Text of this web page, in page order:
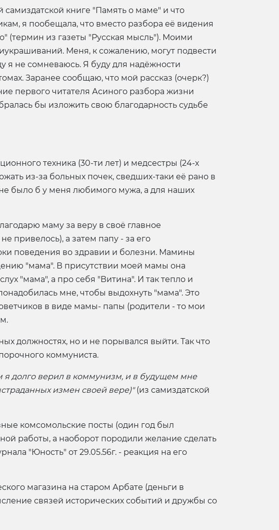
книге "Память о маме" и что
я пообещала, что вместо разбора её видения
(термин из газеты "Русская мысль"). Моими
Меня, к сожалению, могут подвести
я не сомневаюсь. Я буду для надёжности
Заранее сообщаю, что мой рассказ (очерк?)
первого читателя Асиного разбора жизни
бы изложить свою благодарность судьбе
техника (30-ти лет) и медсестры (24-х
из-за больных почек, сведших-таки её рано в
было б у меня любимого мужа, а для наших
маму за веру в своё главное
привелось), а затем папу - за его
поведения во здравии и болезни. Мамины
"мама". В присутствии моей мамы она
"мама", а про себя "Витина". И так тепло и
мне, чтобы выдохнуть "мама". Это
в виде мамы- папы (родители - то мои
должностях, но и не порывался выйти. Так что
коммуниста.
я долго верил в коммунизм, и в будущем мне
измен своей вере)"(из самиздатской
комсомольские посты (один год был
работы, а наоборот породили желание сделать
"Юность" от 29.05.56г. - реакция на его
магазина на старом Арбате (деньги в
связей исторических событий и дружбы со